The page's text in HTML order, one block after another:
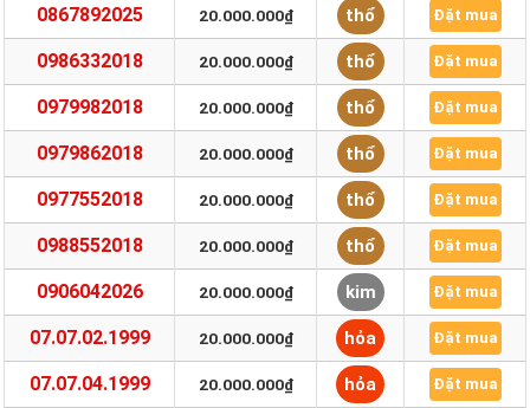
0867892025 20.000.000₫ thổ Đặt mua
0986332018 20.000.000₫ thổ Đặt mua
0979982018 20.000.000₫ thổ Đặt mua
0979862018 20.000.000₫ thổ Đặt mua
0977552018 20.000.000₫ thổ Đặt mua
0988552018 20.000.000₫ thổ Đặt mua
0906042026 20.000.000₫ kim Đặt mua
07.07.02.1999 20.000.000₫ hỏa Đặt mua
07.07.04.1999 20.000.000₫ hỏa Đặt mua